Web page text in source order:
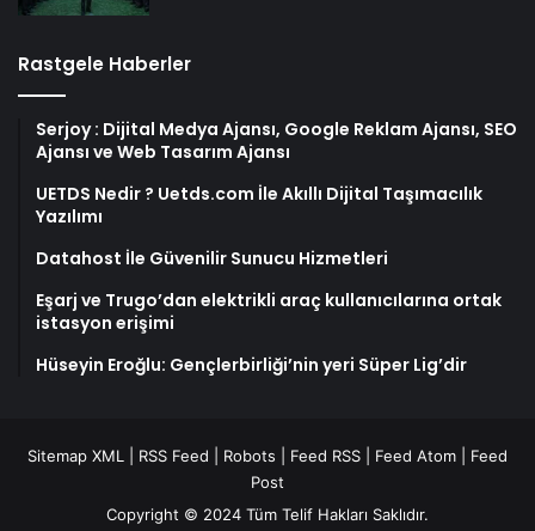
Rastgele Haberler
Serjoy : Dijital Medya Ajansı, Google Reklam Ajansı, SEO
Ajansı ve Web Tasarım Ajansı
UETDS Nedir ? Uetds.com İle Akıllı Dijital Taşımacılık
Yazılımı
Datahost İle Güvenilir Sunucu Hizmetleri
Eşarj ve Trugo’dan elektrikli araç kullanıcılarına ortak
istasyon erişimi
Hüseyin Eroğlu: Gençlerbirliği’nin yeri Süper Lig’dir
Sitemap XML RSS Feed Robots Feed RSS Feed Atom
Feed
Post
Copyright © 2024 Tüm Telif Hakları Saklıdır.